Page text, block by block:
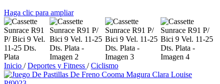
Haga clic para ampliar
Inicio / Deportes y Fitness / Ciclismo